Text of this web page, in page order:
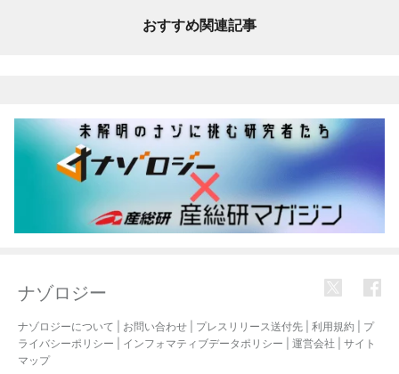
おすすめ関連記事
ナゾロジー
ナゾロジーについて お問い合わせ プレスリリース送付先 利用規約
プ
ライバシーポリシー
インフォマティブデータポリシー 運営会社
サイト
マップ